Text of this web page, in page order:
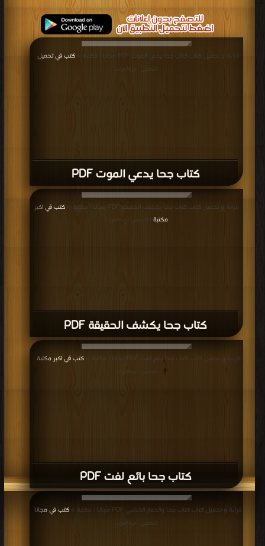
كتاب جحا يدعي الموت PDF
قراءة و تحميل كتاب كتاب جحا يدعي الموت PDF مجانا | مكتبة > كتب في تحميل
التحميل : مرة/مرات
كتاب جحا يكشف الحقيقة PDF
قراءة و تحميل كتاب كتاب جحا يكشف الحقيقة PDF مجانا | مكتبة >
كتب في اكبر
مكتبة
| التحميل : مرة/مرات
كتاب جحا بائع لفت PDF
قراءة و تحميل كتاب كتاب جحا بائع لفت PDF مجانا | مكتبة > كتب في اكبر مكتبة
التحميل : مرة/مرات
قراءة و تحميل كتاب كتاب جحا والحمار الخشبي PDF مجانا | مكتبة > كتب في مجانا
التحميل : مرة/مرات